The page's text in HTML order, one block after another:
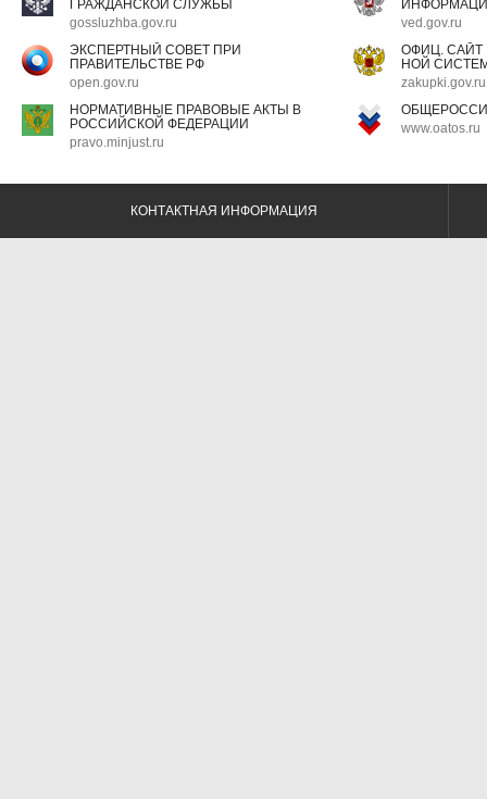
ГРАЖДАНСКОЙ СЛУЖБЫ
gossluzhba.gov.ru
ved.gov.ru
ЭКСПЕРТНЫЙ СОВЕТ ПРИ
ПРАВИТЕЛЬСТВЕ РФ
open.gov.ru
ОФИЦ.
НОЙ
zakupki.gov.ru
НОРМАТИВНЫЕ ПРАВОВЫЕ АКТЫ В
РОССИЙСКОЙ ФЕДЕРАЦИИ
pravo.minjust.ru
www.oatos.ru
КОНТАКТНАЯ ИНФОРМАЦИЯ